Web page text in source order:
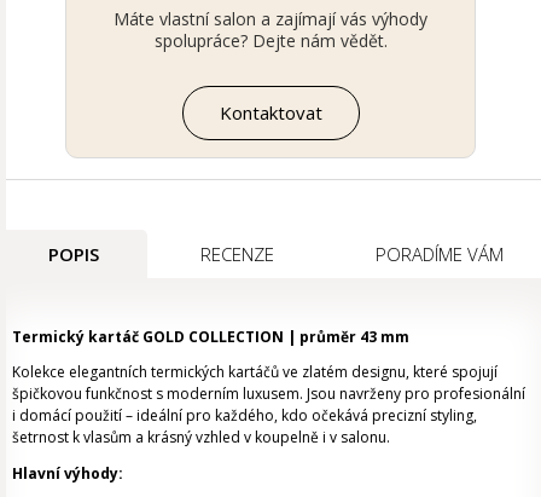
Máte vlastní salon a zajímají vás výhody
spolupráce? Dejte nám vědět.
Kontaktovat
POPIS RECENZE PORADÍME VÁM
Termický kartáč GOLD COLLECTION | průměr 43 mm
Kolekce elegantních termických kartáčů ve zlatém designu, které spojují
špičkovou funkčnost s moderním luxusem. Jsou navrženy pro profesionální
i domácí použití – ideální pro každého, kdo očekává precizní styling,
šetrnost k vlasům a krásný vzhled v koupelně i v salonu.
Hlavní výhody: